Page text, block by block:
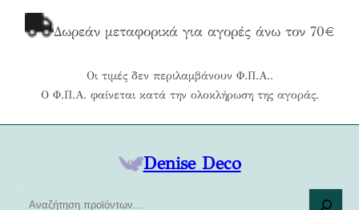
Δωρεάν μεταφορικά για αγορές άνω τον 70€
Οι τιμές δεν περιλαμβάνουν Φ.Π.Α..
Ο Φ.Π.Α. φαίνεται κατά την ολοκλήρωση της αγοράς.
Denise Deco